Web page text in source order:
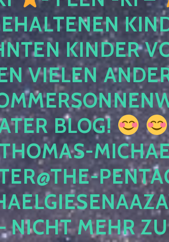
KINDER
VIELEN
BLOG!
NICHT MEHR